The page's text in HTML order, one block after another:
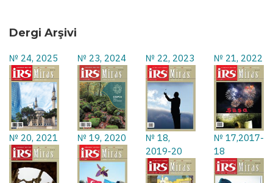
Dergi Arşivi
№ 24, 2025 № 23, 2024 № 22, 2023 № 21, 2022
№ 20, 2021 № 19, 2020
№ 18,
2019-20
№ 17,2017-
18